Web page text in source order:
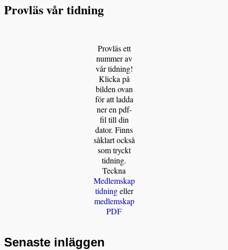
Provläs vår tidning
Provläs ett
nummer av
vår tidning!
Klicka på
bilden ovan
för att ladda
ner en pdf-
fil till din
dator. Finns
såklart också
som tryckt
tidning.
Teckna
Medlemskap
tidningeller
medlemskap
PDF
Senaste inläggen